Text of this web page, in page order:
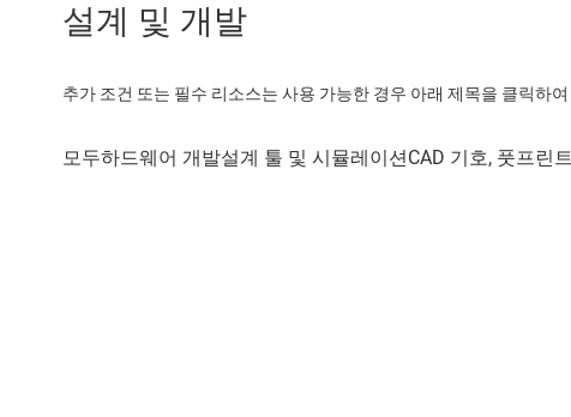
설계 및 개발
추가 조건 또는 필수 리소스는 사용 가능한 경우 아래 제목을 클릭하